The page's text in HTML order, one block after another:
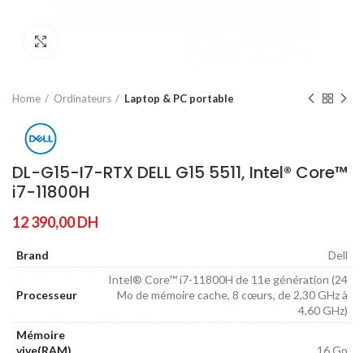
Home Ordinateurs Laptop & PC portable
DL-G15-I7-RTX DELL G15 5511, Intel® Core™
i7-11800H
12 390,00DH
Brand Dell
Processeur
Intel® Core™ i7-11800H de 11e génération (24
Mo de mémoire cache, 8 cœurs, de 2,30 GHz à
4,60 GHz)
Mémoire